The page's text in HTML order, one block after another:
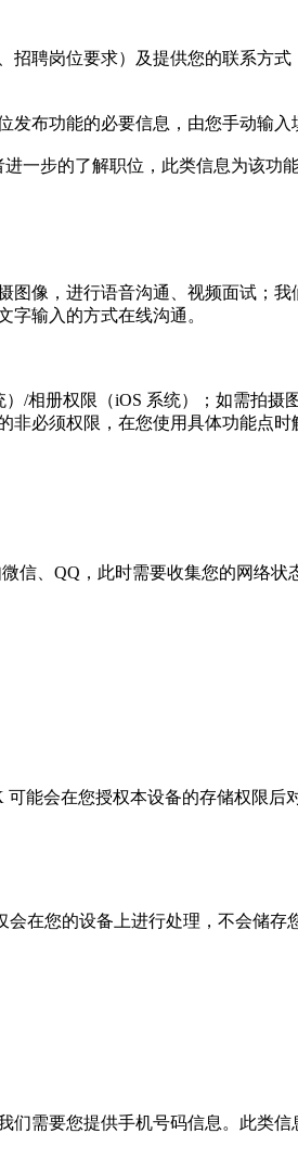
聘岗位要求）及提供您的联系方
布功能的必要信息，由您手动输入
一步的了解职位，此类信息为该功
像，进行语音沟通、视频面试；
输入的方式在线沟通。
/相册权限（iOS 系统）；如需拍
必须权限，在您使用具体功能点
信、QQ，此时需要收集您的网络
能会在您授权本设备的存储权限后
在您的设备上进行处理，不会储存
需要您提供手机号码信息。此类